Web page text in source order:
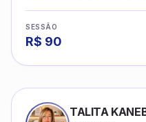
SESSÃO
R$ 90
TALITA